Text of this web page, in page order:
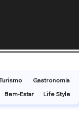
Gastronomia
Bem-Estar Life Style